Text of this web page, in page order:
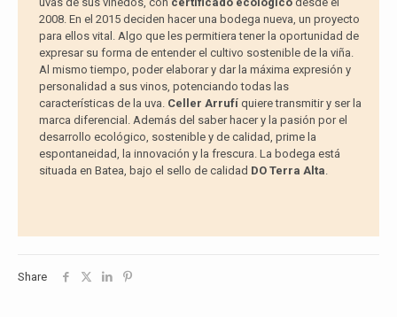
2008. En el 2015 deciden hacer una bodega nueva, un proyecto
para ellos vital. Algo que les permitiera tener la oportunidad de
expresar su forma de entender el cultivo sostenible de la viña.
Al mismo tiempo, poder elaborar y dar la máxima expresión y
personalidad a sus vinos, potenciando todas las
características de la uva. Celler Arrufíquiere transmitir y ser la
marca diferencial. Además del saber hacer y la pasión por el
desarrollo ecológico, sostenible y de calidad, prime la
espontaneidad, la innovación y la frescura. La bodega está
situada en Batea, bajo el sello de calidad DO Terra Alta
Share